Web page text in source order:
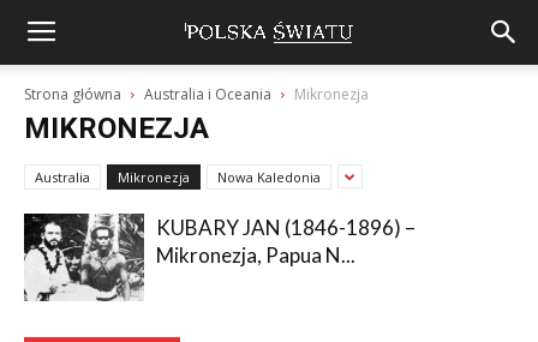
Strona główna Australia i Oceania Mikronezja
MIKRONEZJA
Australia Mikronezja Nowa Kaledonia
KUBARY JAN (1846-1896) –
Mikronezja, Papua N...